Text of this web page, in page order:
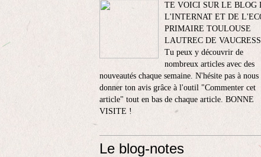
TE VOICI SUR LE BLOG
L'INTERNAT ET DE
PRIMAIRE TOULOUSE
LAUTREC DE
Tu peux y découvrir de
nombreux articles avec des
nouveautés chaque semaine. N'hésite pas à nous
donner ton avis grâce à l'outil "Commenter cet
article" tout en bas de chaque article. BONNE
VISITE !
Le blog-notes